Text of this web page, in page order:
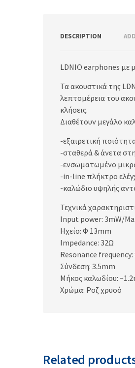
DESCRIPTION
LDNIO earphones με
Τα ακουστικά της
λεπτομέρεια του
κλήσεις.
Διαθέτουν μεγάλο
-εξαιρετική
-σταθερά & άνετα
-ενσωματωμένο
-in-line πλήκτρο
-καλώδιο υψηλής
Τεχνικά
Input power: 3mW/
Ηχείο: Φ 13mm
Impedance: 32Ω
Resonance
Σύνδεση: 3.5mm
Μήκος καλωδίου:
Χρώμα: Ροζ χρυσό
Related